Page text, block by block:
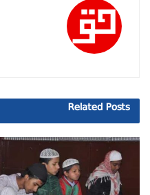
Related Posts